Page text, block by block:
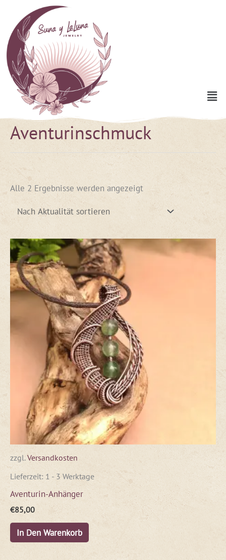
Inhalt
springen
Aventurinschmuck
Alle 2 Ergebnisse werden angezeigt
Nach
Aktualität
zzgl.Versandkosten
Lieferzeit: 1 - 3 Werktage
Aventurin-Anhänger
€85,00
In Den Warenkorb